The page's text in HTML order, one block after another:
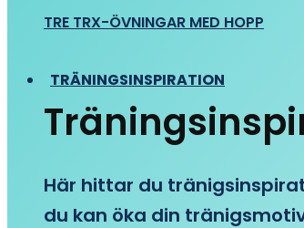
TRE TRX-ÖVNINGAR MED HOPP
TRÄNINGSINSPIRATION
Här hittar du
du kan öka din